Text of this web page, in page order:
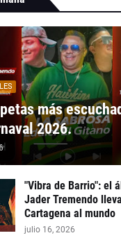
más
2026.
"Vibra de Barrio": el
Jader Tremendo
Cartagena al mundo
julio 16, 2026